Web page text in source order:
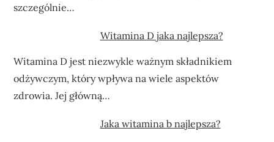
szczególnie…
Witamina D jaka najlepsza?
Witamina D jest niezwykle ważnym składnikiem
odżywczym, który wpływa na wiele aspektów
zdrowia. Jej główną…
Jaka witamina b najlepsza?